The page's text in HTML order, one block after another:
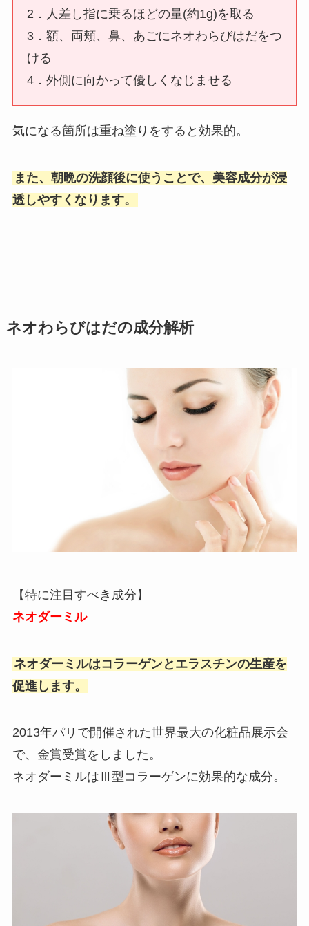
2．人差し指に乗るほどの量(約1g)を取る
3．額、両頬、鼻、あごにネオわらびはだをつ
ける
4．外側に向かって優しくなじませる
気になる箇所は重ね塗りをすると効果的。
また、朝晩の洗顔後に使うことで、美容成分が浸
透しやすくなります。
ネオわらびはだの成分解析
【特に注目すべき成分】
ネオダーミル
ネオダーミルはコラーゲンとエラスチンの生産を
促進します。
2013年パリで開催された世界最大の化粧品展示会
で、金賞受賞をしました。
ネオダーミルはⅢ型コラーゲンに効果的な成分。